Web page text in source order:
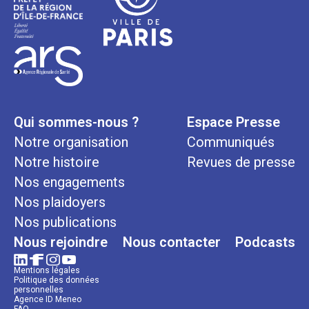
Qui sommes-nous ?
Notre organisation
Notre histoire
Nos engagements
Nos plaidoyers
Nos publications
Espace Presse
Communiqués
Revues de presse
Nous rejoindre Nous contacter Podcasts
Mentions légales
Politique des données
personnelles
Agence ID Meneo